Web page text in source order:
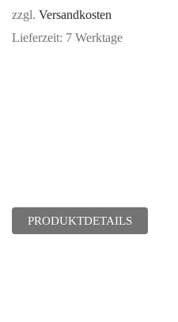
zzgl. Versandkosten
Lieferzeit: 7 Werktage
PRODUKTDETAILS